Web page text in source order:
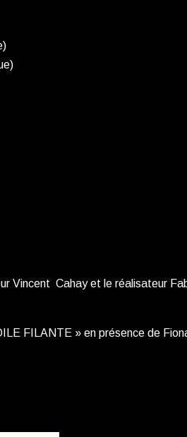
Vincent Cahay et le réalisateur
FILANTE » en présence de